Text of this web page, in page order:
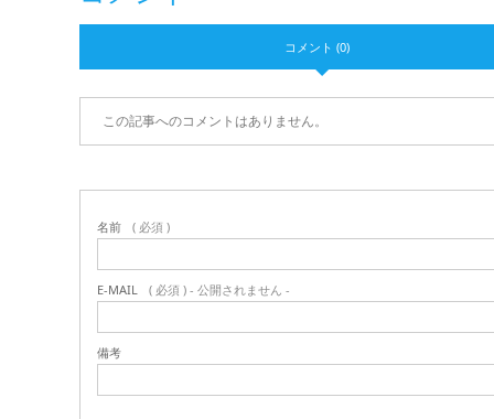
コメント (0)
この記事へのコメントはありません。
名前 ( 必須 )
E-MAIL ( 必須 ) - 公開されません -
備考